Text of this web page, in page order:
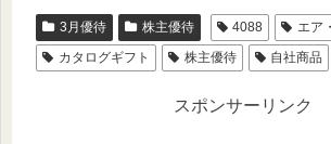
3月優待 株主優待 4088
エア
カタログギフト
株主優待 自社商品
スポンサーリンク